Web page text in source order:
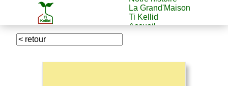
La Grand'Maison
Ti Kellid
Accueil